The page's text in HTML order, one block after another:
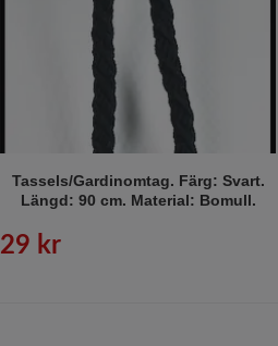
Tassels/Gardinomtag. Färg: Svart.
Längd: 90 cm. Material: Bomull.
29 kr